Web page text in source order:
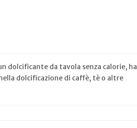
dolcificante da tavola senza calorie, ha
dolcificazione di caffè, tè o altre